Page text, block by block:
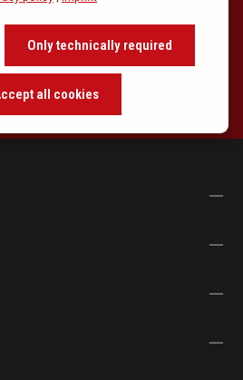
you on beat. Discover new releases,
of music and become inspired with
recommendations.
Only technically required
all cookies